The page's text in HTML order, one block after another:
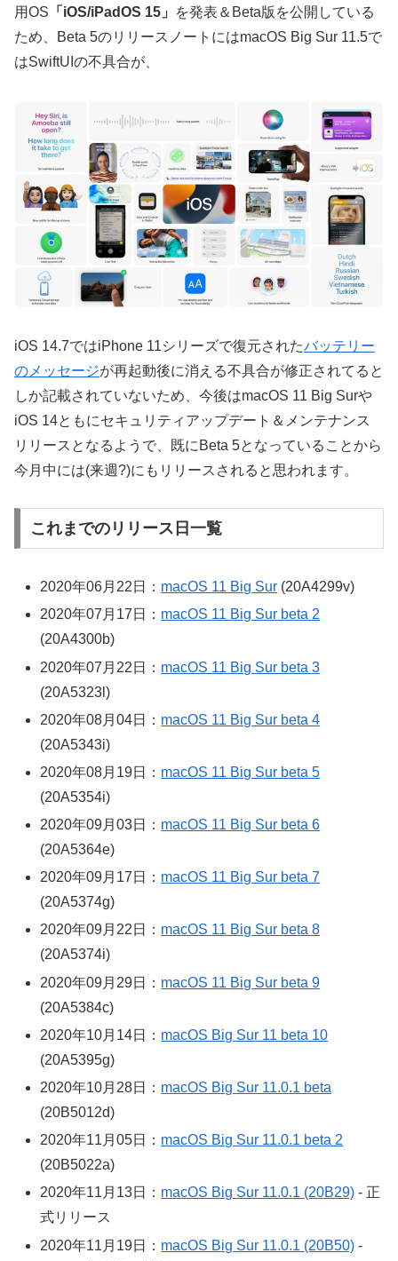
用OS 「iOS/iPadOS 15」
を発表＆Beta版を公開している
ため、Beta 5のリリースノートにはmacOS Big Sur 11.5で
はSwiftUIの不具合が、
iOS 14.7ではiPhone 11シリーズで復元されたバッテリー
のメッセージが再起動後に消える不具合が修正されてると
しか記載されていないため、今後はmacOS 11 Big Surや
iOS 14ともにセキュリティアップデート＆メンテナンス
リリースとなるようで、既にBeta 5となっていることから
今月中には(来週?)にもリリースされると思われます。
これまでのリリース日一覧
2020年06月22日： macOS 11 Big Sur (20A4299v)
2020年07月17日： macOS 11 Big Sur beta 2
(20A4300b)
2020年07月22日： macOS 11 Big Sur beta 3
(20A5323l)
2020年08月04日： macOS 11 Big Sur beta 4
(20A5343i)
2020年08月19日： macOS 11 Big Sur beta 5
(20A5354i)
2020年09月03日： macOS 11 Big Sur beta 6
(20A5364e)
2020年09月17日： macOS 11 Big Sur beta 7
(20A5374g)
2020年09月22日： macOS 11 Big Sur beta 8
(20A5374i)
2020年09月29日： macOS 11 Big Sur beta 9
(20A5384c)
2020年10月14日： macOS Big Sur 11 beta 10
(20A5395g)
2020年10月28日： macOS Big Sur 11.0.1 beta
(20B5012d)
2020年11月05日： macOS Big Sur 11.0.1 beta 2
(20B5022a)
2020年11月13日： macOS Big Sur 11.0.1 (20B29) - 正
式リリース
2020年11月19日： macOS Big Sur 11.0.1 (20B50) -